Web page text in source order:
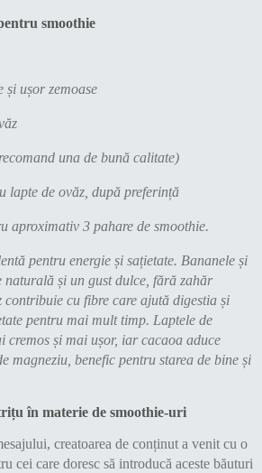
smoothie
și ușor zemoase
una de bună calitate)
lapte de ovăz, după preferință
aproximativ 3 pahare de smoothie.
pentru energie și sațietate. Bananele și
naturală și un gust dulce, fără zahăr
cu fibre care ajută digestia și
pentru mai mult timp. Laptele de
cremos și mai ușor, iar cacaoa aduce
magneziu, benefic pentru starea de bine și
în materie de smoothie-uri
creatoarea de conținut a venit cu o
cei care doresc să introducă aceste băuturi